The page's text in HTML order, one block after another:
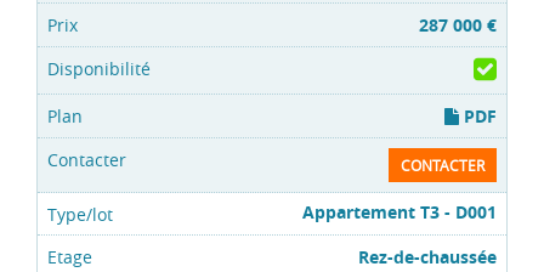
287 000 €
PDF
CONTACTER
Appartement T3 - D001
Rez-de-chaussée